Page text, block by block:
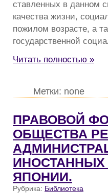
ставленных в данном
качества жизни,
пожилом возрасте, а
государственной
Читать полностью »
Метки: none
ПРАВОВОЙ
ОБЩЕСТВА
ЯПОНИИ.
Рубрика: Библиотека